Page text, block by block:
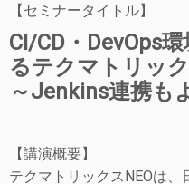
【セミナータイトル】
CI/CD・DevOps
るテクマトリッ
～Jenkins連携も
【講演概要】
テクマトリックスNEOは